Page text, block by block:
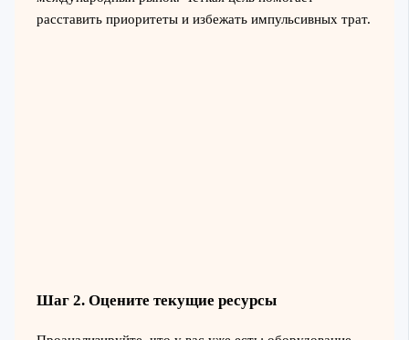
расставить приоритеты и избежать импульсивных трат.
Шаг 2. Оцените текущие ресурсы